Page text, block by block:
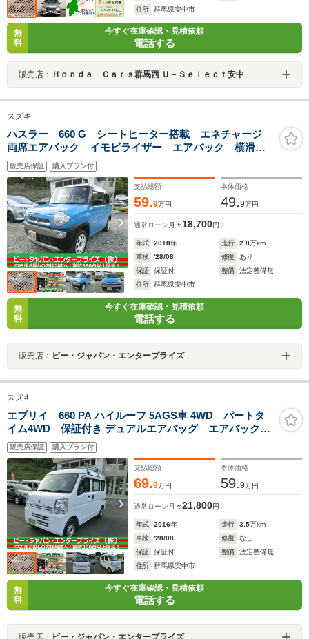
住所
群馬県安中市
無
料
今すぐ在庫確認・見積依頼
電話する
販売店： Ｈｏｎｄａ Ｃａｒｓ群馬西 Ｕ－Ｓｅｌｅｃｔ安中
スズキ
ハスラー 660 G シートヒーター搭載 エネチャージ
両席エアバック イモビライザー エアバック 横滑防
止装置 フルフラットシート キーレスエントリ スマ
ートキ メモリ-ナビ ベンチS 全席PW AC ABS
付 ワンセグ
販売店保証 購入プラン付
支払総額
59.9万円
本体価格
49.9万円
通常ローン 月々18,700円
年式 2018年 走行 2.8万km
車検
'28/08 修復
あり
保証
保証付 整備
法定整備無
住所
群馬県安中市
無
料
今すぐ在庫確認・見積依頼
電話する
販売店： ビー・ジャパン・エンタープライズ
スズキ
エブリイ 660 PA ハイルーフ 5AGS車 4WD パートタ
イム4WD 保証付き デュアルエアバッグ エアバック
パワステ エアコン ABS 衝突安全ボディ
販売店保証 購入プラン付
支払総額
69.9万円
本体価格
59.9万円
通常ローン 月々21,800円
年式 2016年 走行 3.5万km
車検
'28/08 修復
なし
保証
保証付 整備
法定整備無
住所
群馬県安中市
無
料
今すぐ在庫確認・見積依頼
電話する